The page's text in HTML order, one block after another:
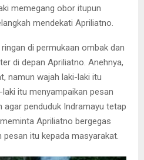
memegang obor itupun
mendekati Apriliatno.
di permukaan ombak dan
di depan Apriliatno. Anehnya,
namun wajah laki-laki itu
itu menyampaikan pesan
agar penduduk Indramayu tetap
Apriliatno bergegas
pesan itu kepada masyarakat.